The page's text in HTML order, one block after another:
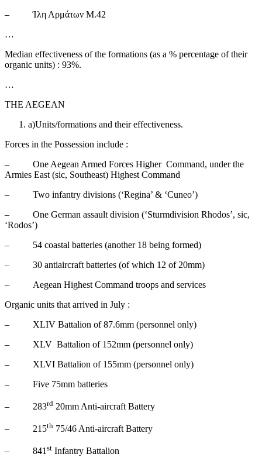
– Ίλη Αρμάτων Μ.42
…
Median effectiveness of the formations (as a % percentage of their
organic units) : 93%.
…
THE AEGEAN
a)Units/formations and their effectiveness.
Forces in the Possession include :
– One Aegean Armed Forces Higher Command, under the
Armies East (sic, Southeast) Highest Command
– Two infantry divisions (‘Regina’ & ‘Cuneo’)
– One German assault division (‘Sturmdivision Rhodos’, sic,
‘Rodos’)
– 54 coastal batteries (another 18 being formed)
– 30 antiaircraft batteries (of which 12 of 20mm)
– Aegean Highest Command troops and services
Organic units that arrived in July :
– XLIV Battalion of 87.6mm (personnel only)
– XLV Battalion of 152mm (personnel only)
– XLVI Battalion of 155mm (personnel only)
– Five 75mm batteries
– 283rd 20mm Anti-aircraft Battery
– 215th 75/46 Anti-aircraft Battery
– 841st Infantry Battalion